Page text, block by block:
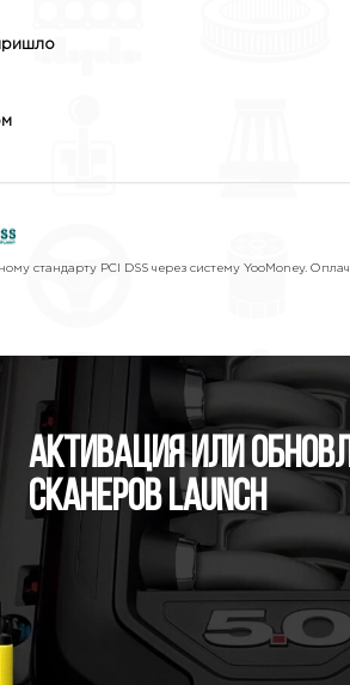
стандарту PCI DSS через систему YooMoney.
Активация или
сканеров Launch